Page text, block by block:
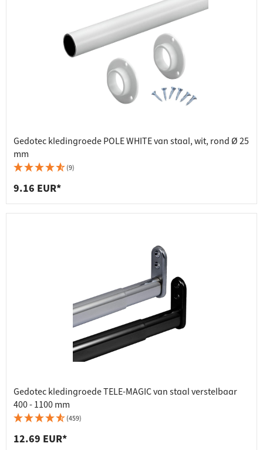
Gedotec kledingroede POLE WHITE van staal, wit, rond Ø 25
mm
(9)
9.16 EUR*
Gedotec kledingroede TELE-MAGIC van staal verstelbaar
400 - 1100 mm
(459)
12.69 EUR*